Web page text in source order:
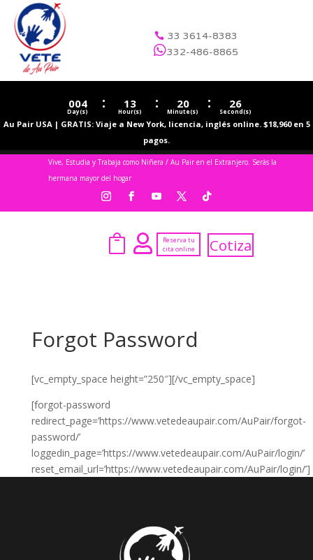
 33 3614-8383
332-486-8865

004
Day(s) : 13
Hour(s) : 20
Minute(s) : 26
Second(s)
Au Pair USA | GRATIS: Viaje a New York, licencia, inglés online. $18,960 en 5
pagos.
Vive, Estudia y Trabaja como Niñera / Au Pair en el Extranjero. Serás la
hermana mayor del hogar
 
Reserva tu
cita online
Cotiza
Forgot Password
[vc_empty_space height=”250″][/vc_empty_space]
[forgot-password
redirect_page=’https://www.vetedeaupair.com/AuPair/forgot-
password/’
loggedin_page=’https://www.vetedeaupair.com/AuPair/login/’
reset_email_url=’https://www.vetedeaupair.com/AuPair/login/’]